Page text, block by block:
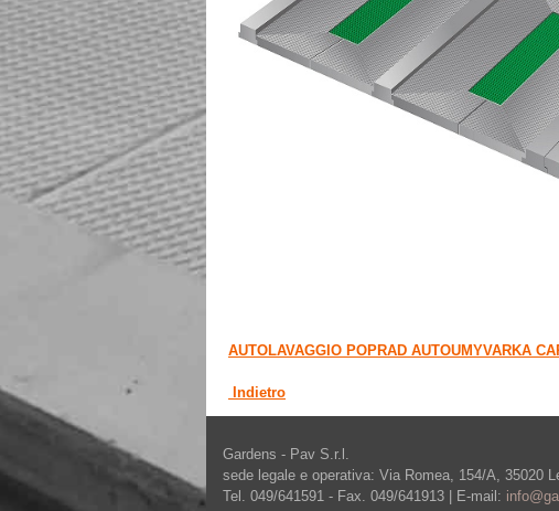
AUTOLAVAGGIO POPRAD AUTOUMYVARKA
Indietro
Gardens - Pav S.r.l.
sede legale e operativa: Via Romea, 154/A, 35020
Tel. 049/641591 - Fax. 049/641913 | E-mail: